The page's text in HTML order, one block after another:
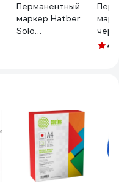
Перманентный
маркер Hatber
Solo
4.3